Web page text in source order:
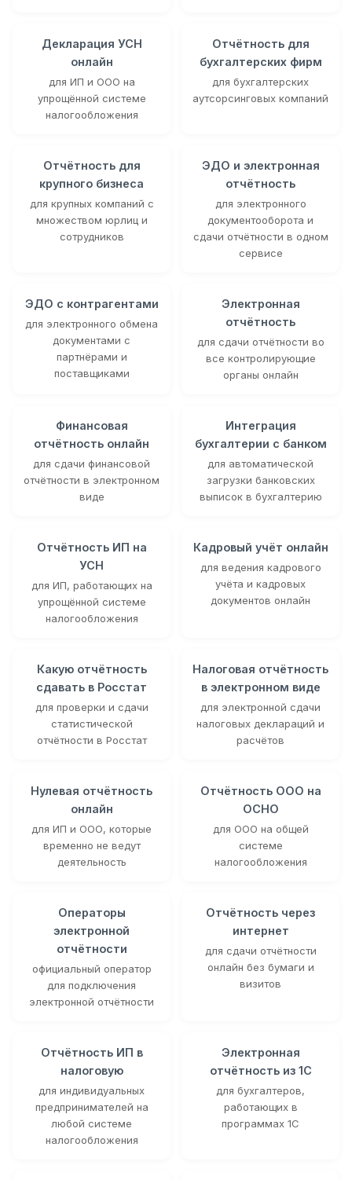
Декларация УСН
онлайн
для ИП и ООО на
упрощённой системе
налогообложения
Отчётность для
бухгалтерских фирм
для бухгалтерских
аутсорсинговых компаний
Отчётность для
крупного бизнеса
для крупных компаний с
множеством юрлиц и
сотрудников
ЭДО и электронная
отчётность
для электронного
документооборота и
сдачи отчётности в одном
сервисе
ЭДО с контрагентами
для электронного обмена
документами с
партнёрами и
поставщиками
Электронная
отчётность
для сдачи отчётности во
все контролирующие
органы онлайн
Финансовая
отчётность онлайн
для сдачи финансовой
отчётности в электронном
виде
Интеграция
бухгалтерии с банком
для автоматической
загрузки банковских
выписок в бухгалтерию
Отчётность ИП на
УСН
для ИП, работающих на
упрощённой системе
налогообложения
Кадровый учёт онлайн
для ведения кадрового
учёта и кадровых
документов онлайн
Какую отчётность
сдавать в Росстат
для проверки и сдачи
статистической
отчётности в Росстат
Налоговая отчётность
в электронном виде
для электронной сдачи
налоговых деклараций и
расчётов
Нулевая отчётность
онлайн
для ИП и ООО, которые
временно не ведут
деятельность
Отчётность ООО на
ОСНО
для ООО на общей
системе
налогообложения
Операторы
электронной
отчётности
официальный оператор
для подключения
электронной отчётности
Отчётность через
интернет
для сдачи отчётности
онлайн без бумаги и
визитов
Отчётность ИП в
налоговую
для индивидуальных
предпринимателей на
любой системе
налогообложения
Электронная
отчётность из 1С
для бухгалтеров,
работающих в
программах 1С